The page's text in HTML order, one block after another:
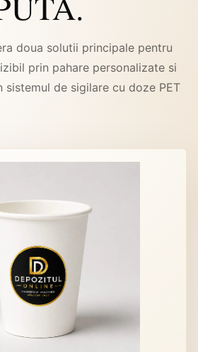
doua solutii principale pentru
prin pahare personalizate si
sistemul de sigilare cu doze PET